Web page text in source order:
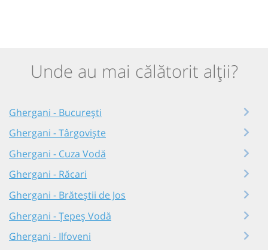
Unde au mai călătorit alții?
Ghergani - București
Ghergani - Târgoviște
Ghergani - Cuza Vodă
Ghergani - Răcari
Ghergani - Brăteștii de Jos
Ghergani - Țepeș Vodă
Ghergani - Ilfoveni